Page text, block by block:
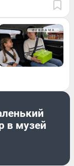
в музей